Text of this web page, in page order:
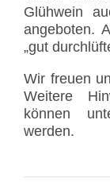
Glühwein
angeboten.
„gut
Wir freuen
Weitere
können
werden.